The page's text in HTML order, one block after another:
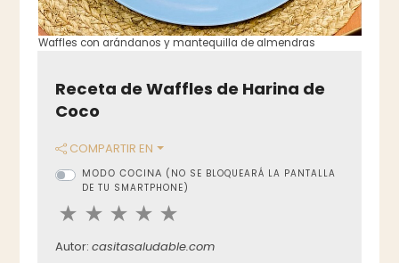
Waffles con arándanos y mantequilla de almendras
Receta de Waffles de Harina de
Coco
COMPARTIR EN
MODO COCINA (NO SE BLOQUEARÁ LA PANTALLA
DE TU SMARTPHONE)
Autor:casitasaludable.com